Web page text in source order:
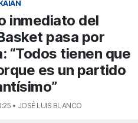
inmediato del
pasa por
“Todos tienen que
es un partido
• JOSÉ LUIS BLANCO